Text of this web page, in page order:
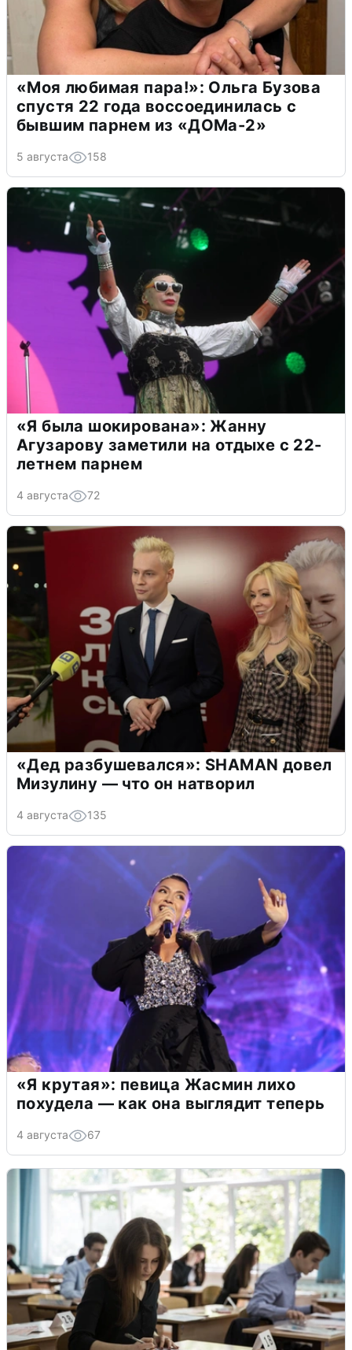
«Моя любимая пара!»: Ольга Бузова
спустя 22 года воссоединилась с
бывшим парнем из «ДОМа-2»
5 августа 158
«Я была шокирована»: Жанну
Агузарову заметили на отдыхе с 22-
летнем парнем
4 августа 72
«Дед разбушевался»: SHAMAN довел
Мизулину — что он натворил
4 августа 135
«Я крутая»: певица Жасмин лихо
похудела — как она выглядит теперь
4 августа 67